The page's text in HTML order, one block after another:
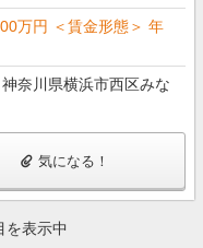
万円 ＜賃金形態＞ 年
奈川県横浜市西区みな
気になる！
を表示中